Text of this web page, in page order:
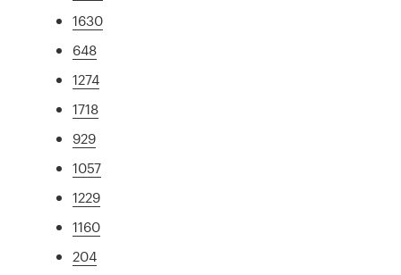
1630
648
1274
1718
929
1057
1229
1160
204